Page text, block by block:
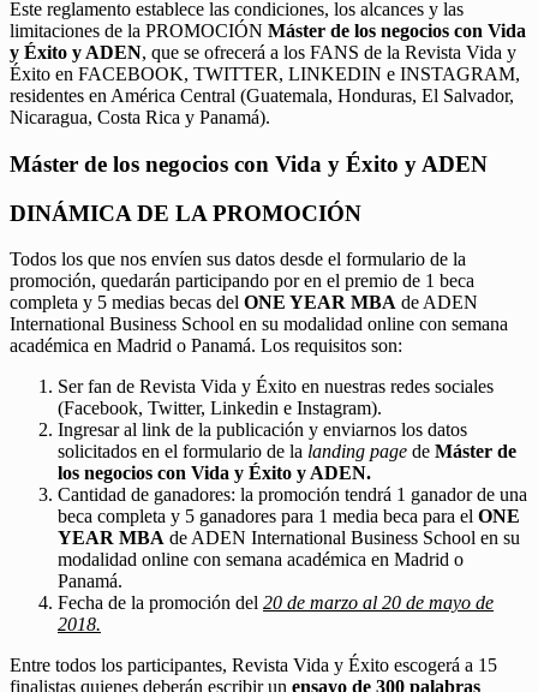
Este reglamento establece las condiciones, los alcances y las
limitaciones de la PROMOCIÓN Máster de los negocios con Vida
y Éxito y ADEN, que se ofrecerá a los FANS de la Revista Vida y
Éxito en FACEBOOK, TWITTER, LINKEDIN e INSTAGRAM,
residentes en América Central (Guatemala, Honduras, El Salvador,
Nicaragua, Costa Rica y Panamá).
Máster de los negocios con Vida y Éxito y ADEN
DINÁMICA DE LA PROMOCIÓN
Todos los que nos envíen sus datos desde el formulario de la
promoción, quedarán participando por en el premio de 1 beca
completa y 5 medias becas del ONE YEAR MBA de ADEN
International Business School en su modalidad online con semana
académica en Madrid o Panamá. Los requisitos son:
Ser fan de Revista Vida y Éxito en nuestras redes sociales
(Facebook, Twitter, Linkedin e Instagram).
Ingresar al link de la publicación y enviarnos los datos
solicitados en el formulario de la landing page de Máster de
los negocios con Vida y Éxito y ADEN.
Cantidad de ganadores: la promoción tendrá 1 ganador de una
beca completa y 5 ganadores para 1 media beca para el ONE
YEAR MBA de ADEN International Business School en su
modalidad online con semana académica en Madrid o
Panamá.
Fecha de la promoción del 20 de marzo al 20 de mayo de
2018.
Entre todos los participantes, Revista Vida y Éxito escogerá a 15
finalistas quienes deberán escribir un ensayo de 300 palabras